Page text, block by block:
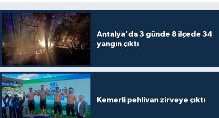
Antalya'da 3 günde 8 ilçede 34
yangın çıktı
Kemerli pehlivan zirveye çıktı